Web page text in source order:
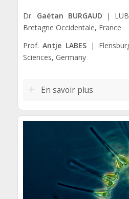
Dr. Gaétan BURGAUD |
Bretagne Occidentale, France
Prof.Antje LABES |
Sciences, Germany
En savoir plus